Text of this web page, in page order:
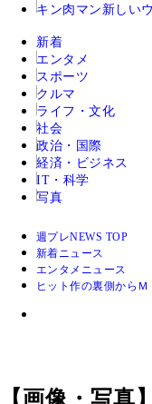
キン肉マン 新しい
新着
エンタメ
スポーツ
クルマ
ライフ・文化
社会
政治・国際
経済・ビジネス
IT・科学
写真
週プレNEWS TOP
新着ニュース
エンタメニュース
ヒット作の裏側から
【画像・写真